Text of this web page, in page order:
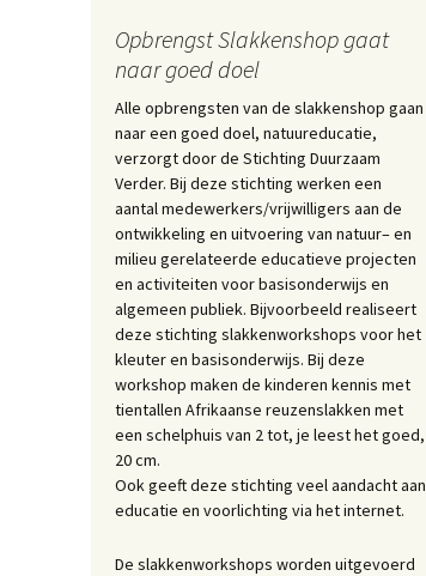
Opbrengst Slakkenshop gaat
naar goed doel
Alle opbrengsten van de slakkenshop gaan
naar een goed doel, natuureducatie,
verzorgt door de Stichting Duurzaam
Verder. Bij deze stichting werken een
aantal medewerkers/vrijwilligers aan de
ontwikkeling en uitvoering van natuur– en
milieu gerelateerde educatieve projecten
en activiteiten voor basisonderwijs en
algemeen publiek. Bijvoorbeeld realiseert
deze stichting slakkenworkshops voor het
kleuter en basisonderwijs. Bij deze
workshop maken de kinderen kennis met
tientallen Afrikaanse reuzenslakken met
een schelphuis van 2 tot, je leest het goed,
20 cm.
Ook geeft deze stichting veel aandacht aan
educatie en voorlichting via het internet.
De slakkenworkshops worden uitgevoerd